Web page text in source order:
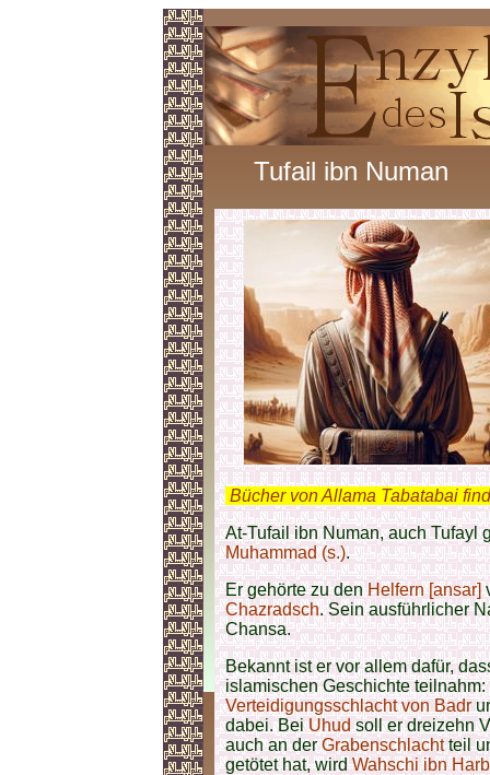
Tufail ibn Numan
Bücher von Allama Tabatabai
At-Tufail ibn Numan, auch Tufayl
Muhammad (s.).
Er gehörte zu denHelfern [ansar]
Chazradsch. Sein ausführlicher
Chansa.
Bekannt ist er vor allem dafür,
islamischen Geschichte
Verteidigungsschlacht von Badr
dabei. BeiUhudsoll er dreizehn
auch an derGrabenschlachtteil
getötet hat, wirdWahschi ibn Harb